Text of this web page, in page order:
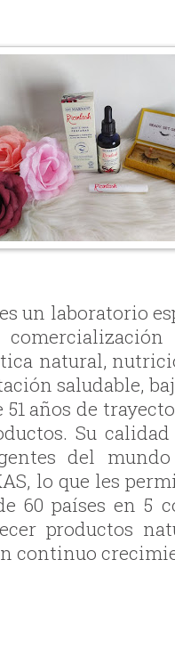
es un laboratorio
natural,
saludable,
51 años de
Su
del
lo que les
60 países en 5
productos
continuo